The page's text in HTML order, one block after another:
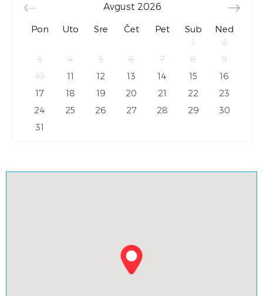
Avgust 2026
Pon Uto Sre Čet Pet Sub
Ned
1
2
3
4 5 6 7 8
9
10
11 12 13 14 15
16
17
18 19 20 21 22
23
24
25 26 27 28 29
30
31